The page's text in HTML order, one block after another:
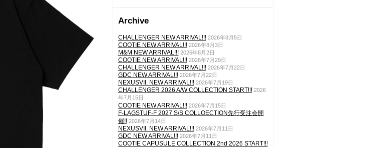
Archive
CHALLENGER NEW ARRIVAL!!! 2026年8月5日
COOTIE NEW ARRIVAL!!! 2026年8月3日
M&M NEW ARRIVAL!!! 2026年8月2日
COOTIE NEW ARRIVAL!!! 2026年7月29日
CHALLENGER NEW ARRIVAL!!! 2026年7月22日
GDC NEW ARRIVAL!!! 2026年7月22日
NEXUSVII. NEW ARRIVAL!!! 2026年7月19日
CHALLENGER 2026 A/W COLLECTION START!!! 2026
年7月15日
COOTIE NEW ARRIVAL!!! 2026年7月15日
F-LAGSTUF-F 2027 S/S COLLOECTION先行受注会開
催!! 2026年7月14日
NEXUSVII. NEW ARRIVAL!!! 2026年7月11日
GDC NEW ARRIVAL!!! 2026年7月11日
COOTIE CAPUSULE COLLECTION 2nd 2026 START!!!